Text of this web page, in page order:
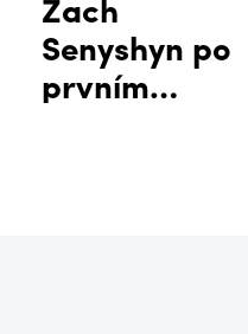
Senyshyn po
prvním